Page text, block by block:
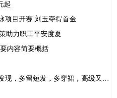
起
项目开赛 刘玉夺得首金
助力职工平安度夏
内容简要概括
，多留短发，多穿裙，高级又时髦